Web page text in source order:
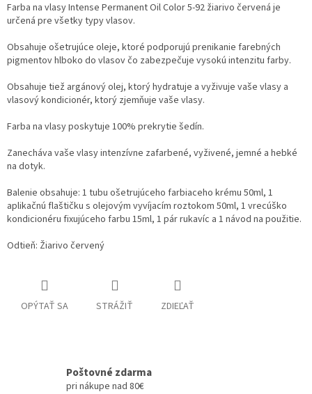
Farba na vlasy Intense Permanent Oil Color 5-92 žiarivo červená je
určená pre všetky typy vlasov.
Obsahuje ošetrujúce oleje, ktoré podporujú prenikanie farebných
pigmentov hlboko do vlasov čo zabezpečuje vysokú intenzitu farby.
Obsahuje tiež argánový olej, ktorý hydratuje a vyživuje vaše vlasy a
vlasový kondicionér, ktorý zjemňuje vaše vlasy.
Farba na vlasy poskytuje 100% prekrytie šedín.
Zanecháva vaše vlasy intenzívne zafarbené, vyživené, jemné a hebké
na dotyk.
Balenie obsahuje: 1 tubu ošetrujúceho farbiaceho krému 50ml, 1
aplikačnú flaštičku s olejovým vyvíjacím roztokom 50ml, 1 vrecúško
kondicionéru fixujúceho farbu 15ml, 1 pár rukavíc a 1 návod na použitie.
Odtieň: Žiarivo červený
OPÝTAŤ SA STRÁŽIŤ ZDIEĽAŤ
Poštovné zdarma
pri nákupe nad 80€